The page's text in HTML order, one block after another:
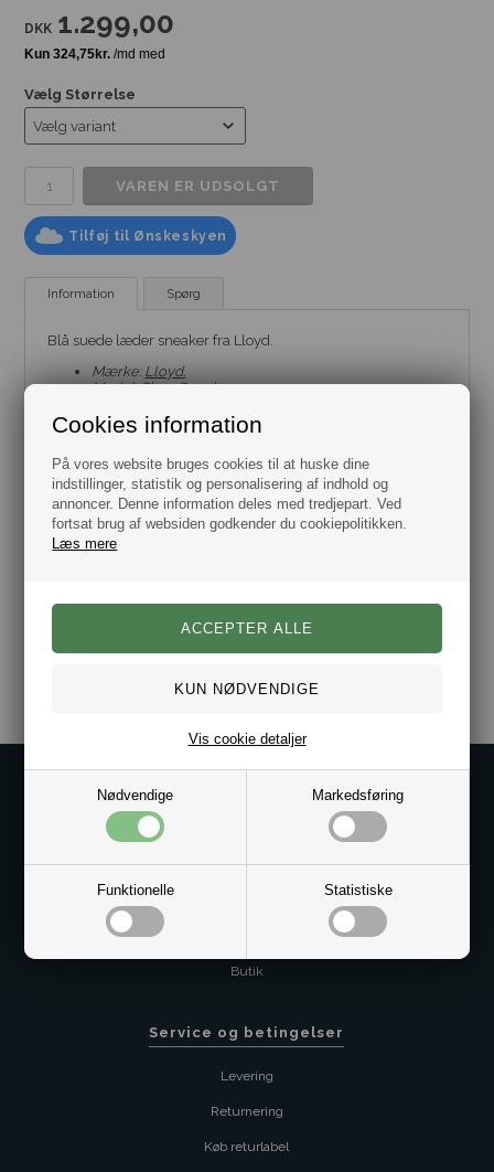
Cookies information
På vores website bruges cookies til at huske dine
indstillinger, statistik og personalisering af indhold og
annoncer. Denne information deles med tredjepart. Ved
fortsat brug af websiden godkender du cookiepolitikken.
Læs mere
Nødvendige Markedsføring
Funktionelle Statistiske
Vis cookie detaljer
DKK 1.299,00
Vælg Størrelse
Tilføj til Ønskeskyen
Information Spørg
Blå suede læder sneaker fra Lloyd.
Mærke: Lloyd.
Model:Sko - Sneaker.
Størrelse: Flere Varianter fra 41 til 46.
Materiale: 100% Læder.
Kundeservice@bestman.dk
Butik
Service og betingelser
Levering
Returnering
Køb returlabel